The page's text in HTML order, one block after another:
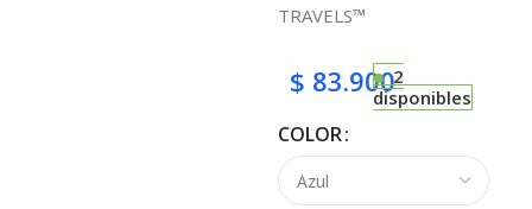
TRAVELS™
$ 83.9002
disponibles
COLOR